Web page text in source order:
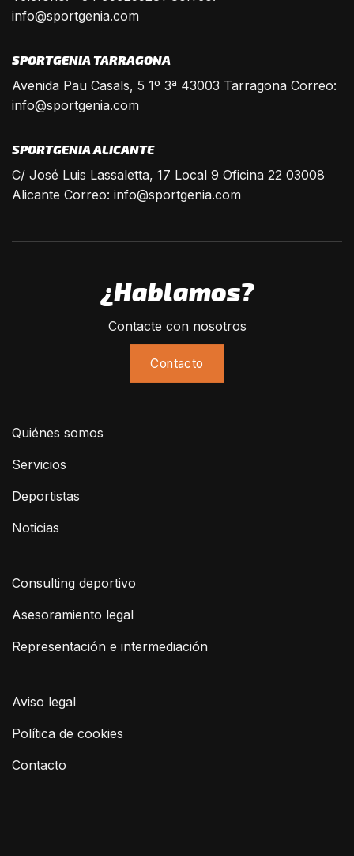
info@sportgenia.com
SPORTGENIA TARRAGONA
Avenida Pau Casals, 5 1º 3ª 43003 Tarragona Correo:
info@sportgenia.com
SPORTGENIA ALICANTE
C/ José Luis Lassaletta, 17 Local 9 Oficina 22 03008
Alicante Correo: info@sportgenia.com
¿Hablamos?
Contacte con nosotros
Contacto
Quiénes somos
Servicios
Deportistas
Noticias
Consulting deportivo
Asesoramiento legal
Representación e intermediación
Aviso legal
Política de cookies
Contacto